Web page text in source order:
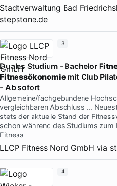
Stadtverwaltung Bad
stepstone.de
Duales Studium - Bachelor
Fitnessökonomie mit Club
- Ab sofort
Allgemeine/fachgebundene
vergleichbaren Abschluss …
stets der aktuelle Stand der
schon während des Studiums zum
Fitness
LLCP Fitness Nord GmbH via
3
4